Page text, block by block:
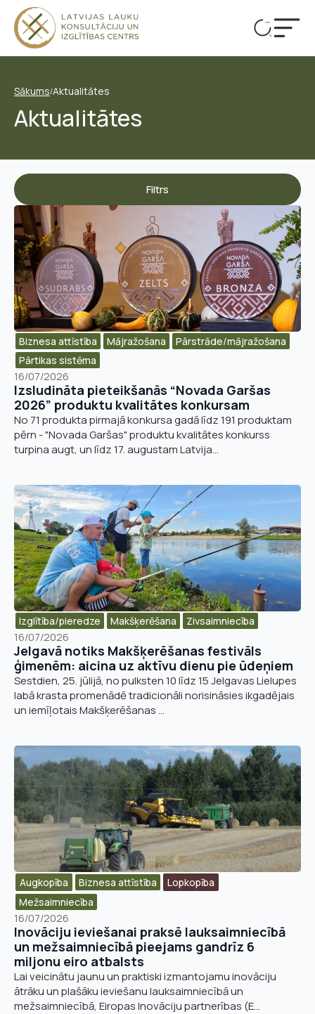
Sākums/Aktualitātes
Aktualitātes
Filtrs
Biznesa attīstība​ Mājražošana
Pārstrāde/mājražošana​
Pārtikas sistēma
16/07/2026
Izsludināta pieteikšanās “Novada Garšas
2026” produktu kvalitātes konkursam
No 71 produkta pirmajā konkursa gadā līdz 191 produktam
pērn - "Novada Garšas" produktu kvalitātes konkurss
turpina augt, un līdz 17. augustam Latvija...
Izglītība/pieredze Makšķerēšana
Zivsaimniecība
16/07/2026
Jelgavā notiks Makšķerēšanas festivāls
ģimenēm: aicina uz aktīvu dienu pie ūdeņiem
Sestdien, 25. jūlijā, no pulksten 10 līdz 15 Jelgavas Lielupes
labā krasta promenādē tradicionāli norisināsies ikgadējais
un iemīļotais Makšķerēšanas ...
Augkopība Biznesa attīstība​
Lopkopība
Mežsaimniecība
16/07/2026
Inovāciju ieviešanai praksē lauksaimniecībā
un mežsaimniecībā pieejams gandrīz 6
miljonu eiro atbalsts
Lai veicinātu jaunu un praktiski izmantojamu inovāciju
ātrāku un plašāku ieviešanu lauksaimniecībā un
mežsaimniecībā, Eiropas Inovāciju partnerības (E...